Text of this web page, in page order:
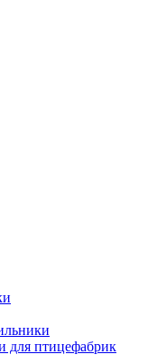
для птицефабрик